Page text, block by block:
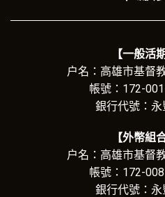
【一般活
户名：高雄市基督
帳號：172-
銀行代號：
【外幣組
户名：高雄市基督
帳號：172-
銀行代號：